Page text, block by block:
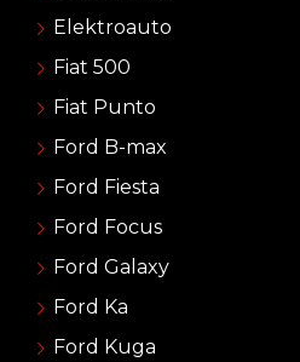
Elektroauto
Fiat 500
Fiat Punto
Ford B-max
Ford Fiesta
Ford Focus
Ford Galaxy
Ford Ka
Ford Kuga